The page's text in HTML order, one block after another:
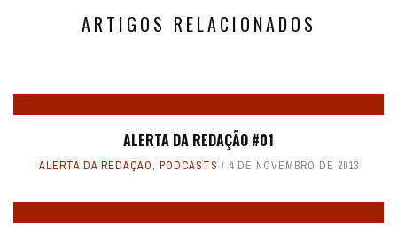
ARTIGOS RELACIONADOS
ALERTA DA REDAÇÃO #01
ALERTA DA REDAÇÃO, PODCASTS 4 DE NOVEMBRO DE 2013